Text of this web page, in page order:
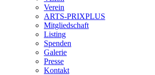
Verein
ARTS-PRIXPLUS
Mitgliedschaft
Listing
Spenden
Galerie
Presse
Kontakt